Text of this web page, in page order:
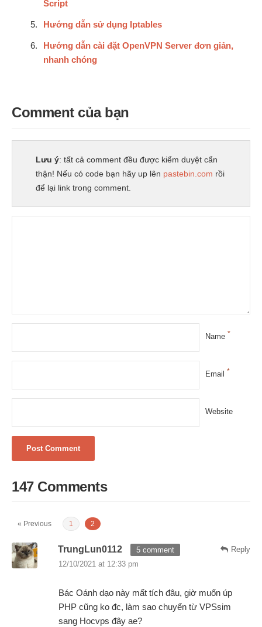
Script
Hướng dẫn sử dụng Iptables
Hướng dẫn cài đặt OpenVPN Server đơn giản,
nhanh chóng
Comment của bạn
Lưu ý: tất cả comment đều được kiểm duyệt cẩn
thận! Nếu có code bạn hãy up lên pastebin.com rồi
để lại link trong comment.
Name *
Email *
Website
147 Comments
« Previous 1 2
Reply
TrungLun0112
5 comment
12/10/2021 at 12:33 pm
Bác Oánh dạo này mất tích đâu, giờ muốn úp
PHP cũng ko đc, làm sao chuyển từ VPSsim
sang Hocvps đây ae?